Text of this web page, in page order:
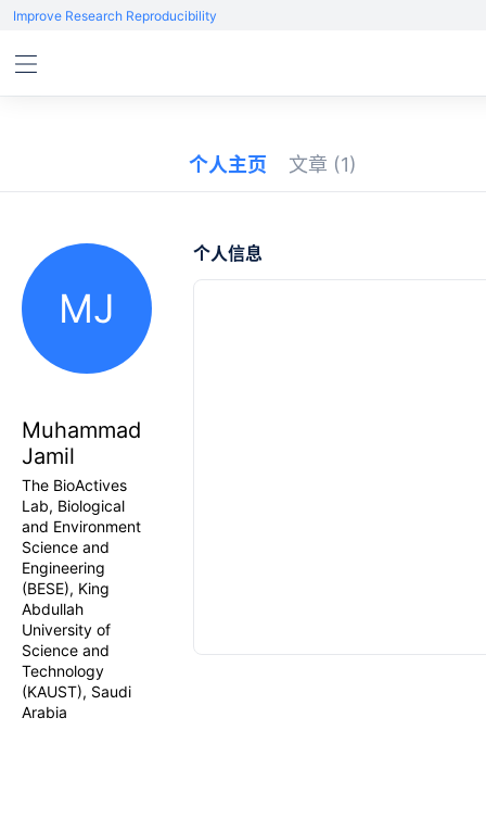
Improve Research Reproducibility
个人主页 文章 (1)
MJ
Muhammad
Jamil
The BioActives
Lab, Biological
and Environment
Science and
Engineering
(BESE), King
Abdullah
University of
Science and
Technology
(KAUST), Saudi
Arabia
个人信息